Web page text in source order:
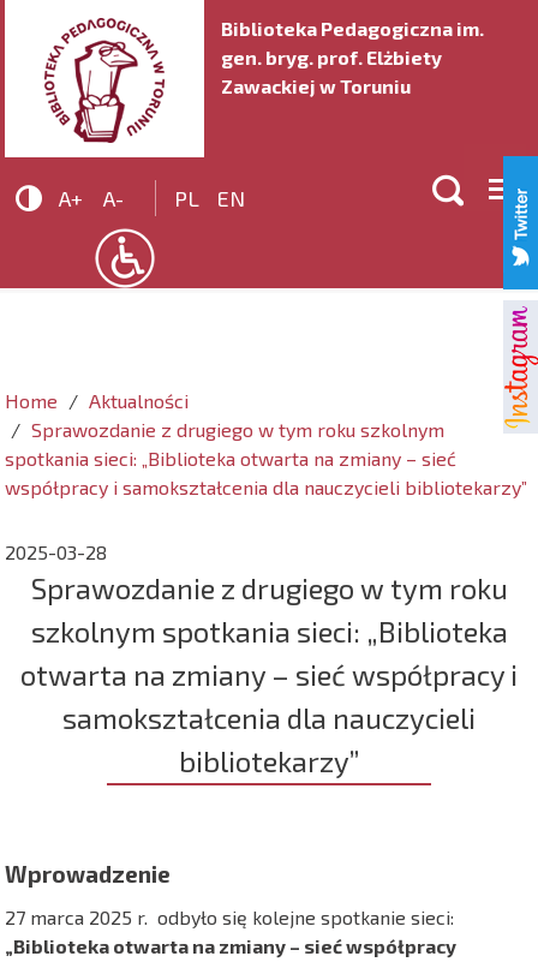
Biblioteka Pedagogiczna im.
gen. bryg. prof. Elżbiety
Zawackiej w Toruniu
 A+ A- PL EN 
Home
Aktualności
Sprawozdanie z drugiego w tym roku szkolnym
spotkania sieci: „Biblioteka otwarta na zmiany – sieć
współpracy i samokształcenia dla nauczycieli bibliotekarzy”
2025-03-28
Sprawozdanie z drugiego w tym roku
szkolnym spotkania sieci: „Biblioteka
otwarta na zmiany – sieć współpracy i
samokształcenia dla nauczycieli
bibliotekarzy”
Wprowadzenie
27 marca 2025 r. odbyło się kolejne spotkanie sieci:
„Biblioteka otwarta na zmiany – sieć współpracy